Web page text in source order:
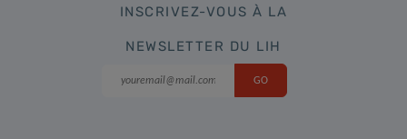
INSCRIVEZ-VOUS À LA
NEWSLETTER DU LIH